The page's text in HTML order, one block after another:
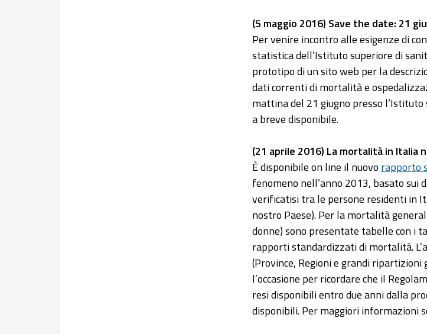
(5 maggio 2016) Save the date: 21
Per venire incontro alle esigenze di
statistica dell’Istituto superiore di
prototipo di un sito web per la
dati correnti di mortalità e
mattina del 21 giugno presso
a breve disponibile.
(21 aprile 2016) La mortalità in Italia
È disponibile on line il nuovo rapporto
fenomeno nell’anno 2013, basato
verificatisi tra le persone residenti in
nostro Paese). Per la mortalità
donne) sono presentate tabelle con i
rapporti standardizzati di mortalità.
(Province, Regioni e grandi ripartizioni
l’occasione per ricordare che il
resi disponibili entro due anni dalla
disponibili. Per maggiori informazioni